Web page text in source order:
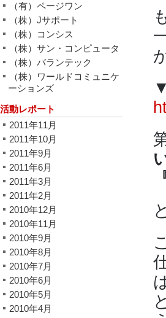
（有）ページワン
（株）Jサポート
（株）コンシス
（株）サン・コンピュータ
（株）バランテック
（株）ワールドコミュニケ
ーションズ
活動レポート
2011年11月
2011年10月
2011年9月
2011年6月
2011年3月
2011年2月
2010年12月
2010年11月
2010年9月
2010年8月
2010年7月
2010年6月
2010年5月
2010年4月